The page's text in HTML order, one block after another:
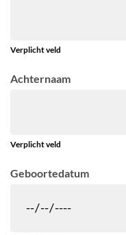
Verplicht veld
Achternaam
Verplicht veld
Geboortedatum